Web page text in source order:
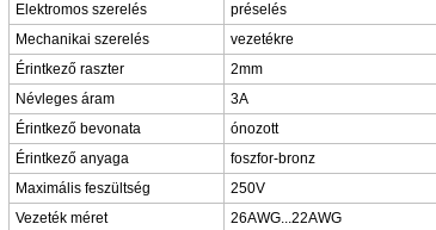
Elektromos szerelés
préselés
Mechanikai szerelés
vezetékre
Érintkező raszter
2mm
Névleges áram
3A
Érintkező bevonata
ónozott
Érintkező anyaga
foszfor-bronz
Maximális feszültség
250V
Vezeték méret
26AWG...22AWG